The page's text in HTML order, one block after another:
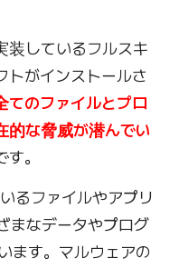
装しているフルスキ
トがインストールさ
てのファイルとプロ
的な脅威が潜んでい
す。
るファイルやアプリ
まなデータやプログ
ます。マルウェアの